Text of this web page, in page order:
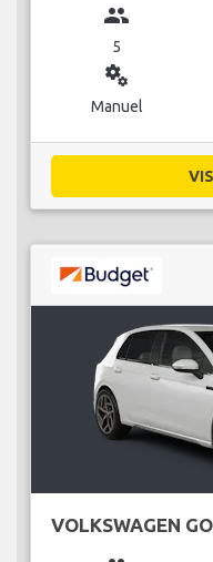
group
5
miscellaneous_services
Manuel
VOLKSWAGEN